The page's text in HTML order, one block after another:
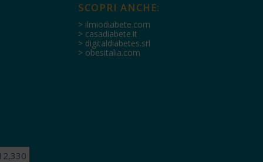
SCOPRI ANCHE:
> ilmiodiabete.com
> casadiabete.it
> digitaldiabetes.srl
> obesitalia.com